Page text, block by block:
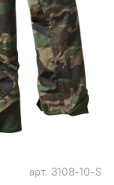
арт. 3108-10-S